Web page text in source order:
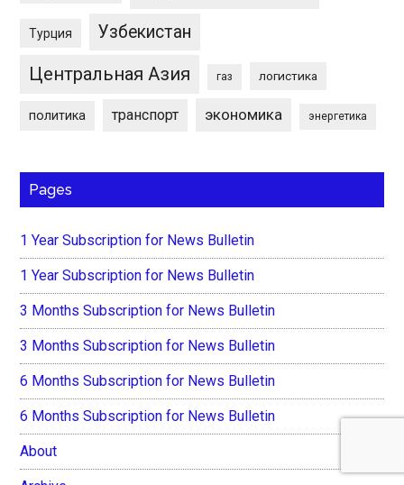
Турция Узбекистан
Центральная Азия газ логистика
политика транспорт экономика энергетика
Pages
1 Year Subscription for News Bulletin
1 Year Subscription for News Bulletin
3 Months Subscription for News Bulletin
3 Months Subscription for News Bulletin
6 Months Subscription for News Bulletin
6 Months Subscription for News Bulletin
About